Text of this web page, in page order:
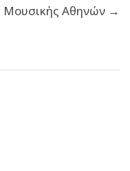
Μουσικής Αθηνών →